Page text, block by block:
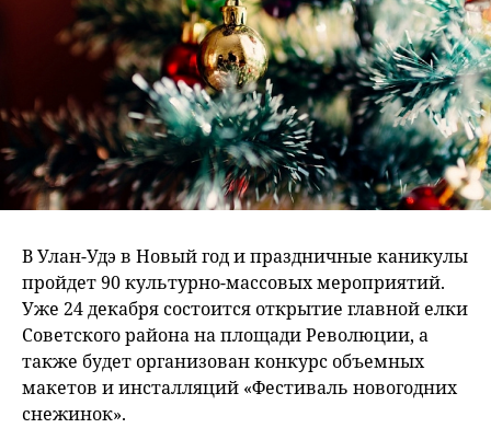
В Улан-Удэ в Новый год и праздничные каникулы
пройдет 90 культурно-массовых мероприятий.
Уже 24 декабря состоится открытие главной елки
Советского района на площади Революции, а
также будет организован конкурс объемных
макетов и инсталляций «Фестиваль новогодних
снежинок».